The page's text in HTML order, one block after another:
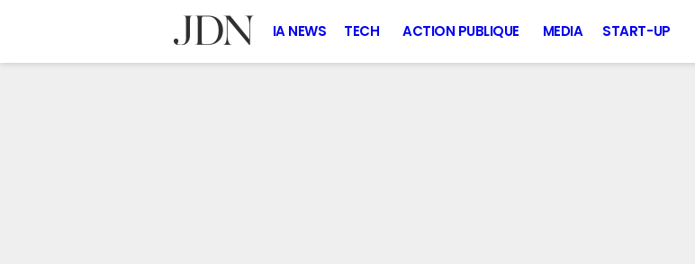
IA NEWS TECH ACTION PUBLIQUE MEDIA START-UP